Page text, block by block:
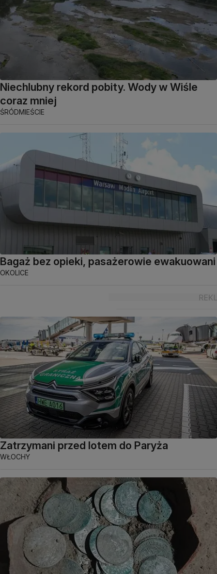
Niechlubny rekord pobity. Wody w Wiśle
coraz mniej
ŚRÓDMIEŚCIE
Bagaż bez opieki, pasażerowie ewakuowani
OKOLICE
Zatrzymani przed lotem do Paryża
WŁOCHY